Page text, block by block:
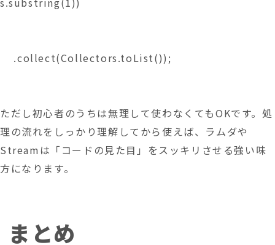
.collect(Collectors.toList());
ただし初心者のうちは無理して使わなくてもOKです。処
理の流れをしっかり理解してから使えば、ラムダや
Streamは「コードの見た目」をスッキリさせる強い味
方になります。
まとめ